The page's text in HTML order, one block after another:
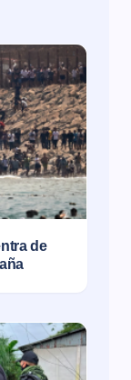
de